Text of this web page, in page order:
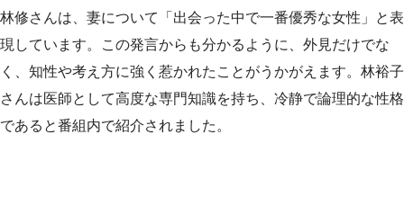
林修さんは、妻について「出会った中で一番優秀な女性」と表
現しています。この発言からも分かるように、外見だけでな
く、知性や考え方に強く惹かれたことがうかがえます。林裕子
さんは医師として高度な専門知識を持ち、冷静で論理的な性格
であると番組内で紹介されました。